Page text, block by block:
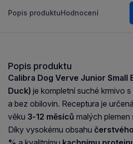
Popis produktuHodnocení
Popis produktu
Calibra Dog Verve Junior Small
Duck) je kompletní suché krmivo
a bez obilovin. Receptura je
věku 3-12 měsíců malých plemen
Díky vysokému obsahu